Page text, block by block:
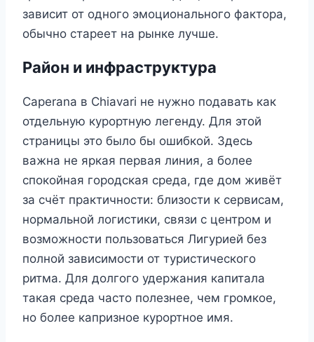
зависит от одного эмоционального фактора,
обычно стареет на рынке лучше.
Район и инфраструктура
Caperana в Chiavari не нужно подавать как
отдельную курортную легенду. Для этой
страницы это было бы ошибкой. Здесь
важна не яркая первая линия, а более
спокойная городская среда, где дом живёт
за счёт практичности: близости к сервисам,
нормальной логистики, связи с центром и
возможности пользоваться Лигурией без
полной зависимости от туристического
ритма. Для долгого удержания капитала
такая среда часто полезнее, чем громкое,
но более капризное курортное имя.